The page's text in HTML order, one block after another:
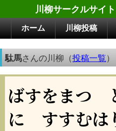
川柳サークルサイ
ホーム 川柳投稿
駄馬さんの川柳（投稿一覧）
ばすをまつ
に すすむは